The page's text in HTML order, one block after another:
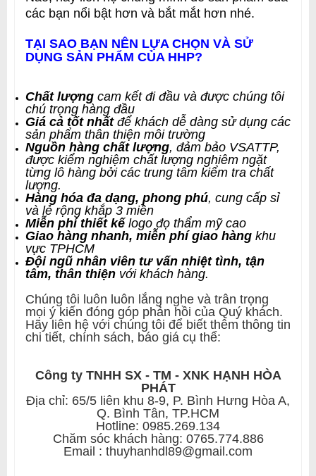
các bạn nổi bật hơn và bắt mắt hơn nhé.
TẠI SAO BẠN NÊN LỰA CHỌN VÀ SỬ
DỤNG SẢN PHẨM CỦA HHP?
Chất lượng cam kết đi đầu và được chúng tôi
chú trọng hàng đầu
Giá cả tốt nhất để khách dễ dàng sử dụng các
sản phẩm thân thiện môi trường
Nguồn hàng chất lượng, đảm bảo VSATTP,
được kiểm nghiệm chất lượng nghiêm ngặt
từng lô hàng bởi các trung tâm kiểm tra chất
lượng.
Hàng hóa đa dạng, phong phú, cung cấp sỉ
và lẻ rộng khắp 3 miền
Miễn phí thiết kế logo đọ thẩm mỹ cao
Giao hàng nhanh, miễn phí giao hàng khu
vực TPHCM
Đội ngũ nhân viên tư vấn nhiệt tình, tận
tâm, thân thiện với khách hàng.
Chúng tôi luôn luôn lắng nghe và trân trọng
mọi ý kiến đóng góp phản hồi của Quý khách.
Hãy liên hệ với chúng tôi để biết thêm thông tin
chi tiết, chính sách, báo giá cụ thể:
Công ty TNHH SX - TM - XNK HẠNH HÒA
PHÁT
Địa chỉ: 65/5 liên khu 8-9, P. Bình Hưng Hòa A,
Q. Bình Tân, TP.HCM
Hotline: 0985.269.134
Chăm sóc khách hàng: 0765.774.886
Email : thuyhanhdl89@gmail.com